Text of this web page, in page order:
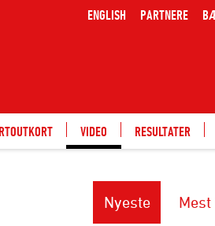
ENGLISH PARTNERE
VIDEO RESULTATER
Nyeste Mest